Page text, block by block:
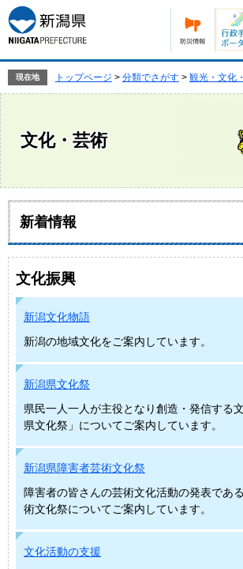
ー
ジ
の
頭
で
す。
ニ
ュ
ー
飛
ば
し
て
本
文
へ
現在地 トップページ > 分類でさがす > 観光・文化
文化・芸術
新着情報
文化振興
新潟文化物語
新潟の地域文化をご案内しています。
新潟県文化祭
県民一人一人が主役となり創造・発信する
県文化祭」についてご案内しています。
新潟県障害者芸術文化祭
障害者の皆さんの芸術文化活動の発表であ
術文化祭についてご案内しています。
文化活動の支援